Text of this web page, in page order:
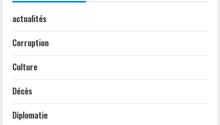
actualités
Corruption
Culture
Décès
Diplomatie